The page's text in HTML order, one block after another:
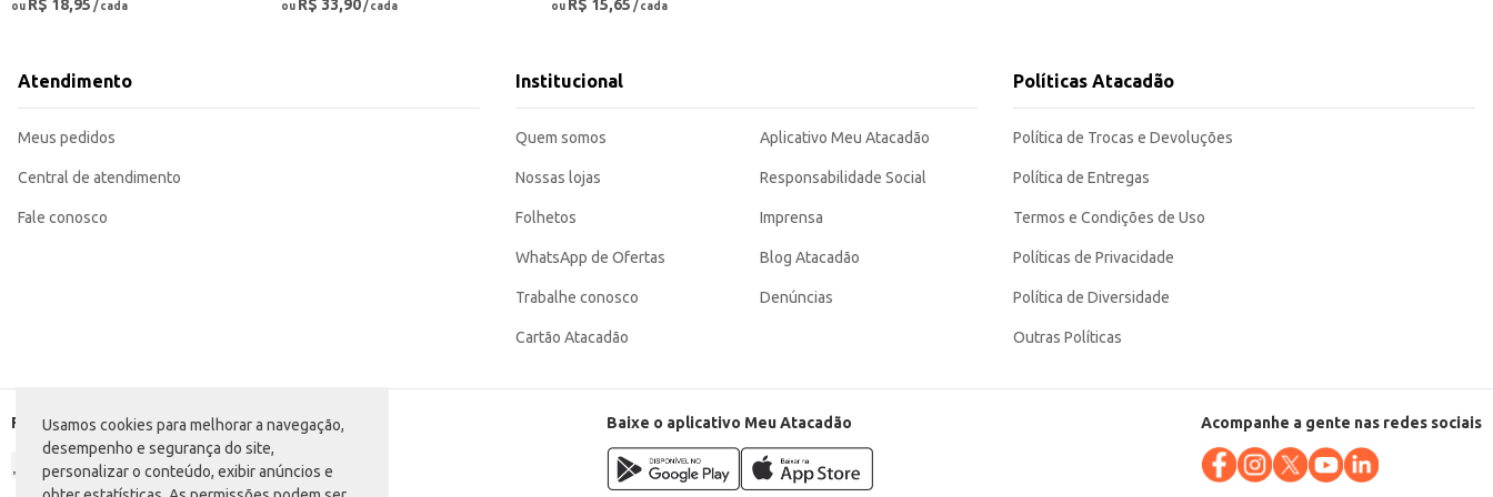
Usamos cookies para melhorar a navegação,
desempenho e segurança do site,
personalizar o conteúdo, exibir anúncios e
ou R$ 18,95 / cada ou R$ 33,90/ cada ou R$ 15,65 / cada
Atendimento
Meus pedidos
Central de atendimento
Fale conosco
Institucional
Quem somos
Nossas lojas
Folhetos
WhatsApp de Ofertas
Trabalhe conosco
Cartão Atacadão
Aplicativo Meu Atacadão
Responsabilidade Social
Imprensa
Blog Atacadão
Denúncias
Políticas Atacadão
Política de Trocas e Devoluções
Política de Entregas
Termos e Condições de Uso
Políticas de Privacidade
Política de Diversidade
Outras Políticas
Formas de pagamento Baixe o aplicativo Meu Atacadão Acompanhe a gente nas redes sociais